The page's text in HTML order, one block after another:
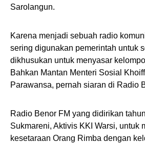
Sarolangun.
Karena menjadi sebuah radio
sering digunakan pemerintah untuk
dikhusukan untuk menyasar
Bahkan Mantan Menteri Sosial
Parawansa, pernah siaran di Radio
Radio Benor FM yang didirikan
Sukmareni, Aktivis KKI Warsi, untuk
kesetaraan Orang Rimba dengan